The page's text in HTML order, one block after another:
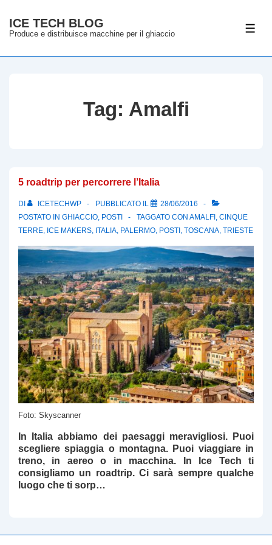
Vai
contenuto
ICE TECH BLOG
Produce e distribuisce macchine per il ghiaccio
Tag: Amalfi
5 roadtrip per percorrere l’Italia
DI ICETECHWP PUBBLICATO IL
28/06/2016
POSTATO IN GHIACCIO, POSTI TAGGATO CON AMALFI , CINQUE
TERRE, ICE MAKERS, ITALIA, PALERMO, POSTI , TOSCANA, TRIESTE
Foto: Skyscanner
In Italia abbiamo dei paesaggi meravigliosi. Puoi
scegliere spiaggia o montagna. Puoi viaggiare in
treno, in aereo o in macchina. In
Ice Tech ti
consigliamo un roadtrip. Ci sarà sempre qualche
luogo che ti sorp…